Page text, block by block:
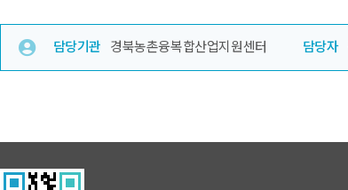
담당기관 경북농촌융복합산업지원센터 담당자